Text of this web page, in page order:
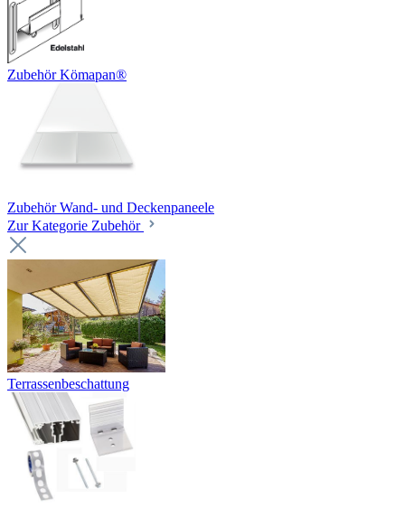
Zubehör Kömapan®
Zubehör Wand- und Deckenpaneele
Zur Kategorie Zubehör
Terrassenbeschattung